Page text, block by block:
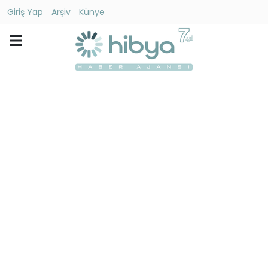
Giriş Yap Arşiv
Künye